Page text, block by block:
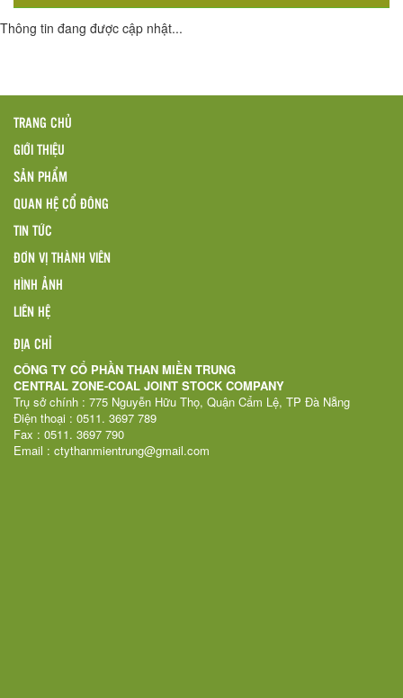
Thông tin đang được cập nhật...
TRANG CHỦ
GIỚI THIỆU
SẢN PHẨM
QUAN HỆ CỔ ĐÔNG
TIN TỨC
ĐƠN VỊ THÀNH VIÊN
HÌNH ẢNH
LIÊN HỆ
ĐỊA CHỈ
CÔNG TY CỔ PHẦN THAN MIỀN TRUNG
CENTRAL ZONE-COAL JOINT STOCK COMPANY
Trụ sở chính : 775 Nguyễn Hữu Thọ, Quận Cẩm Lệ, TP Đà Nẵng
Điện thoại : 0511. 3697 789
Fax : 0511. 3697 790
Email : ctythanmientrung@gmail.com